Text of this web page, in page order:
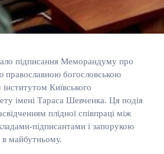
підписання Меморандуму про
православною богословською
Київського
імені Тараса Шевченка. Ця подія
плідної співпраці між
підписантами і запорукою
в майбутньому.